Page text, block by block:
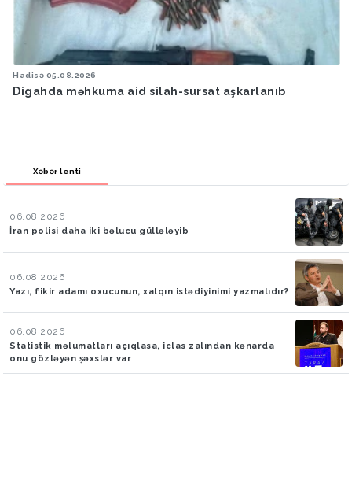
Hadisə 05.08.2026
Digahda məhkuma aid silah-sursat aşkarlanıb
Xəbər lenti
06.08.2026
İran polisi daha iki bəlucu güllələyib
06.08.2026
Yazı, fikir adamı oxucunun, xalqın istədiyinimi yazmalıdır?
06.08.2026
Statistik məlumatları açıqlasa, iclas zalından kənarda
onu gözləyən şəxslər var